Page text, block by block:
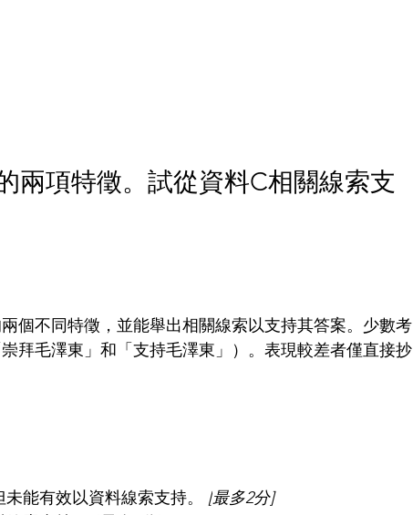
兩項特徵。試從資料C相關線索支
個不同特徵，並能舉出相關線索以支持其答案。少數考
拜毛澤東」和「支持毛澤東」）。表現較差者僅直接抄
能有效以資料線索支持。 [最多2分]